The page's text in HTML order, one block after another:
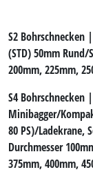
S2 Bohrschnecken
(STD) 50mm
200mm, 225mm,
S4 Bohrschnecken
Minibagger/
80 PS)/Ladekrane,
Durchmesser
375mm, 400mm,